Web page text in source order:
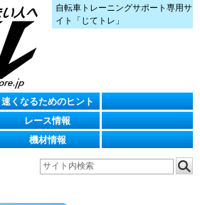
自転車トレーニングサポート専用サ
イト「じてトレ」
速くなるためのヒント
レース情報
機材情報